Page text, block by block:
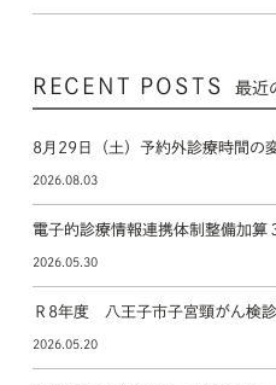
RECENT POSTS 最近
8月29日（土）予約外診療時間の
2026.08.03
電子的診療情報連携体制整備加算
2026.05.30
Ｒ8年度 八王子市子宮頸がん検
2026.05.20